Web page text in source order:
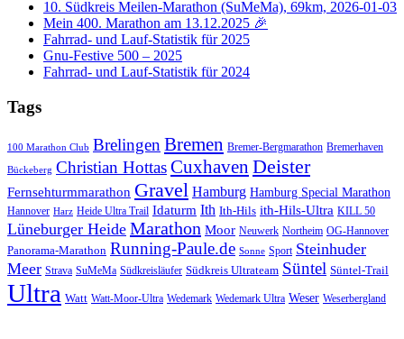
10. Südkreis Meilen-Marathon (SuMeMa), 69km, 2026-01-03
Mein 400. Marathon am 13.12.2025 🎉
Fahrrad- und Lauf-Statistik für 2025
Gnu-Festive 500 – 2025
Fahrrad- und Lauf-Statistik für 2024
Tags
100 Marathon Club BrelingenBremen Bremer-Bergmarathon Bremerhaven
Bückeberg Christian HottasCuxhaven Deister
Fernsehturmmarathon Gravel Hamburg Hamburg Special Marathon
Hannover Harz Heide Ultra Trail Idaturm Ith Ith-Hils ith-Hils-Ultra KILL 50
Lüneburger Heide Marathon Moor Neuwerk Northeim OG-Hannover
Panorama-Marathon Running-Paule.de Sonne Sport Steinhuder
Meer Strava SuMeMa Südkreisläufer Südkreis Ultrateam Süntel Süntel-Trail
Ultra Watt Watt-Moor-Ultra Wedemark Wedemark Ultra Weser Weserbergland